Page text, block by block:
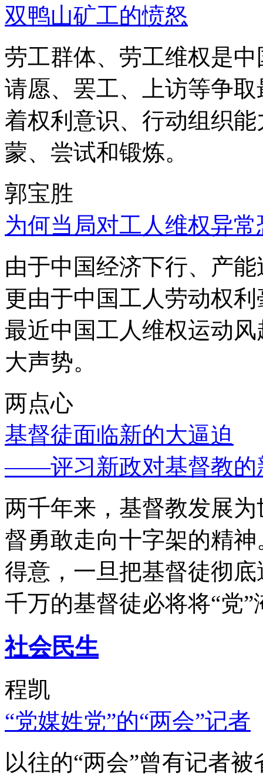
双鸭山矿工的愤怒
劳工群体、劳工维权是
请愿、罢工、上访等争
着权利意识、行动组织
蒙、尝试和锻炼。
郭宝胜
为何当局对工人维权异
由于中国经济下行、产
更由于中国工人劳动权
最近中国工人维权运动
大声势。
两点心
基督徒面临新的大逼迫
——评习新政对基督教的
两千年来，基督教发展
督勇敢走向十字架的精
得意，一旦把基督徒彻
千万的基督徒必将将“党”
社会民生
程凯
“党媒姓党”的“两会”记者
以往的“两会”曾有记者